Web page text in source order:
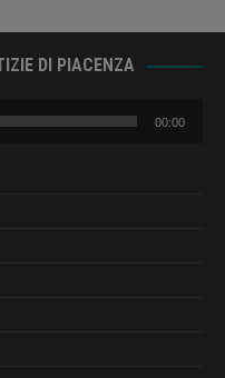
DI PIACENZA
00:00